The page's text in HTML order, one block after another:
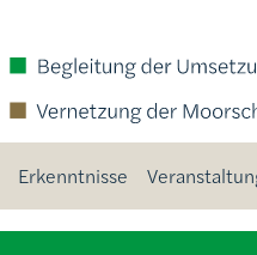
Erkenntnisse